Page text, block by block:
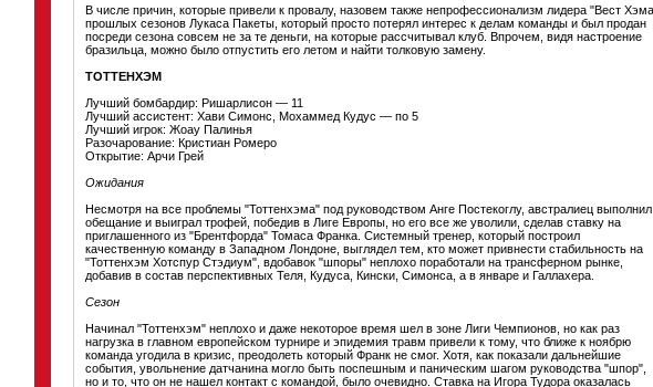
В числе причин, которые привели к провалу, назовем также непрофессионализм лидера "Вест
прошлых сезонов Лукаса Пакеты, который просто потерял интерес к делам команды и был продан
посреди сезона совсем не за те деньги, на которые рассчитывал клуб. Впрочем, видя настроение
бразильца, можно было отпустить его летом и найти толковую замену.
ТОТТЕНХЭМ
Лучший бомбардир: Ришарлисон — 11
Лучший ассистент: Хави Симонс, Мохаммед Кудус — по 5
Лучший игрок: Жоау Палинья
Разочарование: Кристиан Ромеро
Открытие: Арчи Грей
Ожидания
Несмотря на все проблемы "Тоттенхэма" под руководством Анге Постекоглу, австралиец выполнил
обещание и выиграл трофей, победив в Лиге Европы, но его все же уволили, сделав ставку на
приглашенного из "Брентфорда" Томаса Франка. Системный тренер, который построил
качественную команду в Западном Лондоне, выглядел тем, кто может привнести стабильность на
"Тоттенхэм Хотспур Стэдиум", вдобавок "шпоры" неплохо поработали на трансферном рынке,
добавив в состав перспективных Теля, Кудуса, Кински, Симонса, а в январе и Галлахера.
Сезон
Начинал "Тоттенхэм" неплохо и даже некоторое время шел в зоне Лиги Чемпионов, но как раз
нагрузка в главном европейском турнире и эпидемия травм привели к тому, что ближе к ноябрю
команда угодила в кризис, преодолеть который Франк не смог. Хотя, как показали дальнейшие
события, увольнение датчанина могло быть поспешным и паническим шагом руководства "шпор",
но и то, что он не нашел контакт с командой, было очевидно. Ставка на Игора Тудора оказалась